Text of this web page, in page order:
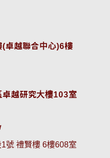
卓越聯合中心)6樓
越研究大樓103室
號 禮賢樓 6樓608室